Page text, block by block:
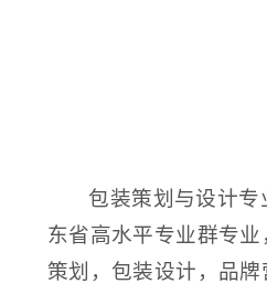
包装策划与设计专
东省高水平专业群专
策划，包装设计，品